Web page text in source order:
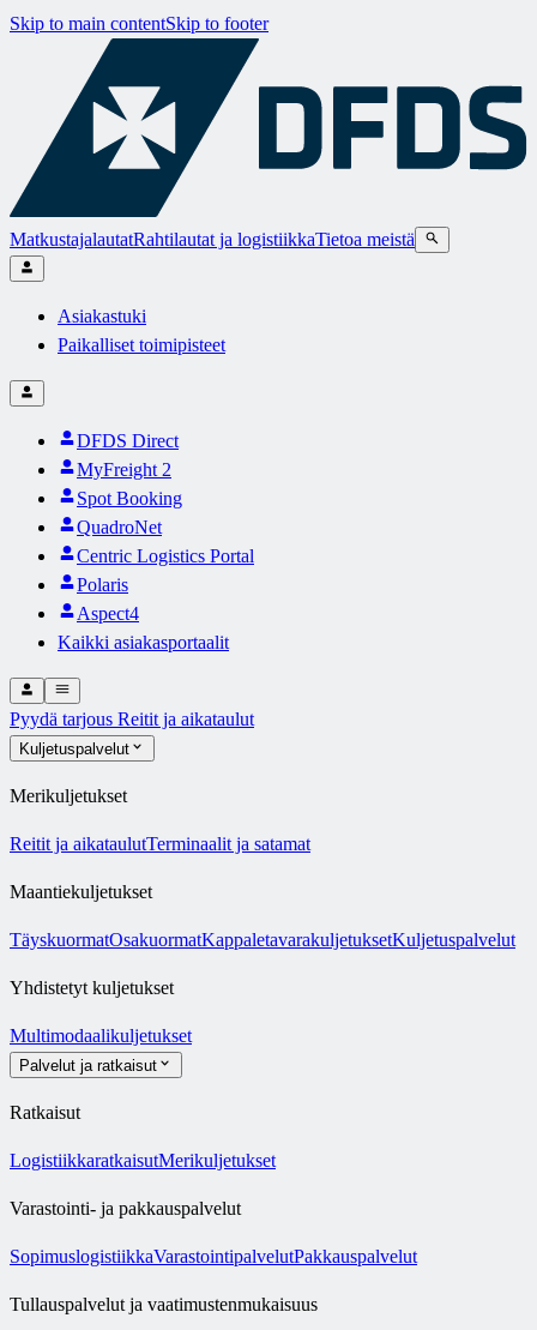
Skip to main contentSkip to footer
MatkustajalautatRahtilautat ja logistiikkaTietoa meistä
Asiakastuki
Paikalliset toimipisteet
DFDS Direct
MyFreight 2
Spot Booking
QuadroNet
Centric Logistics Portal
Polaris
Aspect4
Kaikki asiakasportaalit
Pyydä tarjous Reitit ja aikataulut
Kuljetuspalvelut
Merikuljetukset
Reitit ja aikataulutTerminaalit ja satamat
Maantiekuljetukset
TäyskuormatOsakuormatKappaletavarakuljetuksetKuljetuspalvelut
Yhdistetyt kuljetukset
Multimodaalikuljetukset
Palvelut ja ratkaisut
Ratkaisut
LogistiikkaratkaisutMerikuljetukset
Varastointi- ja pakkauspalvelut
SopimuslogistiikkaVarastointipalvelutPakkauspalvelut
Tullauspalvelut ja vaatimustenmukaisuus